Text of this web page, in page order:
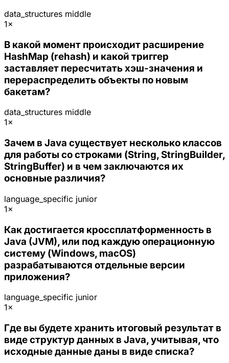
data_structures middle
1×
В какой момент происходит расширение
HashMap (rehash) и какой триггер
заставляет пересчитать хэш-значения и
перераспределить объекты по новым
бакетам?
data_structures middle
1×
Зачем в Java существует несколько классов
для работы со строками (String, StringBuilder,
StringBuffer) и в чем заключаются их
основные различия?
language_specific junior
1×
Как достигается кроссплатформенность в
Java (JVM), или под каждую операционную
систему (Windows, macOS)
разрабатываются отдельные версии
приложения?
language_specific junior
1×
Где вы будете хранить итоговый результат в
виде структур данных в Java, учитывая, что
исходные данные даны в виде списка?